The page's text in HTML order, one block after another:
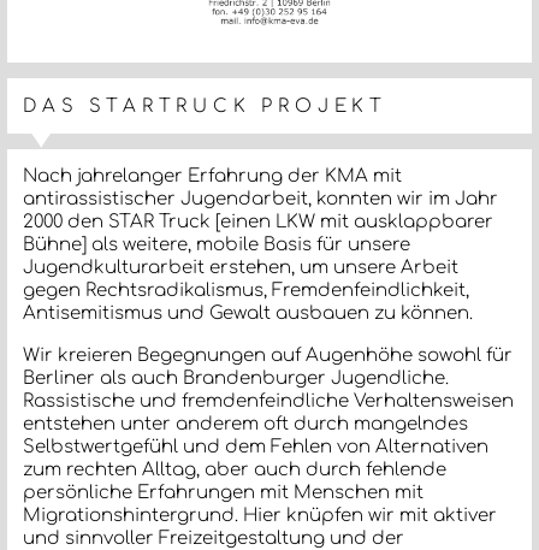
DAS STARTRUCK PROJEKT
Nach jahrelanger Erfahrung der KMA mit
antirassistischer Jugendarbeit, konnten wir im Jahr
2000 den STAR Truck [einen LKW mit ausklappbarer
Bühne] als weitere, mobile Basis für unsere
Jugendkulturarbeit erstehen, um unsere Arbeit
gegen Rechtsradikalismus, Fremdenfeindlichkeit,
Antisemitismus und Gewalt ausbauen zu können.
Wir kreieren Begegnungen auf Augenhöhe sowohl für
Berliner als auch Brandenburger Jugendliche.
Rassistische und fremdenfeindliche Verhaltensweisen
entstehen unter anderem oft durch mangelndes
Selbstwertgefühl und dem Fehlen von Alternativen
zum rechten Alltag, aber auch durch fehlende
persönliche Erfahrungen mit Menschen mit
Migrationshintergrund. Hier knüpfen wir mit aktiver
und sinnvoller Freizeitgestaltung und der